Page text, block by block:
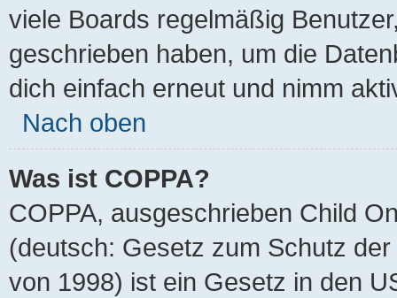
viele Boards regelmäßig
geschrieben haben, um die
dich einfach erneut und nimm
Nach oben
Was ist COPPA?
COPPA, ausgeschrieben Child
(deutsch: Gesetz zum Schutz
von 1998) ist ein Gesetz in den